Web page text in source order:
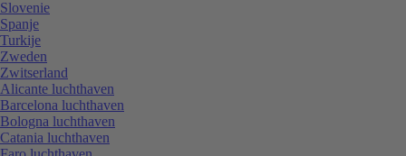
Slovenie
Spanje
Turkije
Zweden
Zwitserland
Alicante luchthaven
Barcelona luchthaven
Bologna luchthaven
Catania luchthaven